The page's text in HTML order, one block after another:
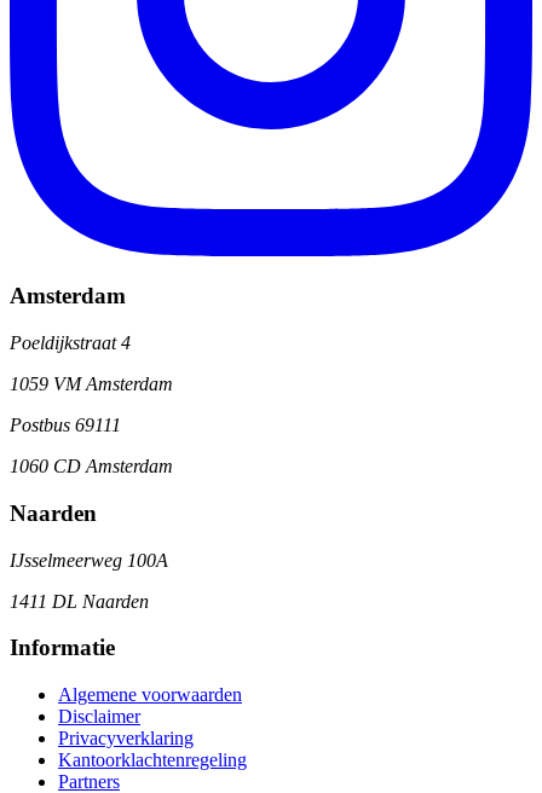
Amsterdam
Poeldijkstraat 4
1059 VM Amsterdam
Postbus 69111
1060 CD Amsterdam
Naarden
IJsselmeerweg 100A
1411 DL Naarden
Informatie
Algemene voorwaarden
Disclaimer
Privacyverklaring
Kantoorklachtenregeling
Partners